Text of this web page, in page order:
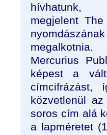
hívhatunk,
megjelent
Mercurius
képest a
címcifrázást,
közvetlenül
soros cím alá
a lapméretet